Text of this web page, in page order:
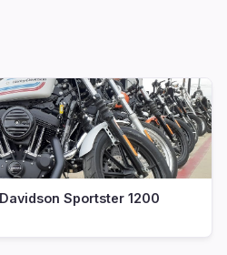
Sportster 1200